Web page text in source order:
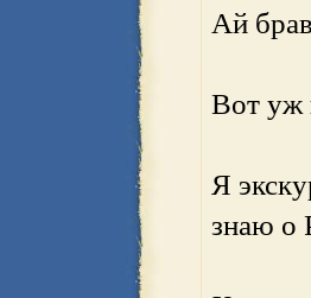
Ай
Вот уж
Я
знаю о